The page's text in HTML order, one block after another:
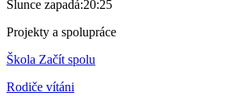
Slunce zapadá:20:25
Projekty a spolupráce
Škola Začít spolu
Rodiče vítáni